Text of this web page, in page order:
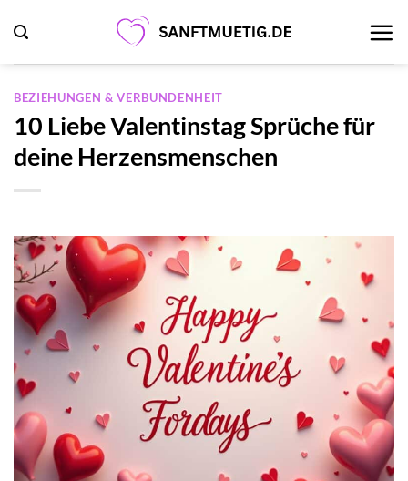
Inhalt
springen
BEZIEHUNGEN & VERBUNDENHEIT
10 Liebe Valentinstag Sprüche für
deine Herzensmenschen